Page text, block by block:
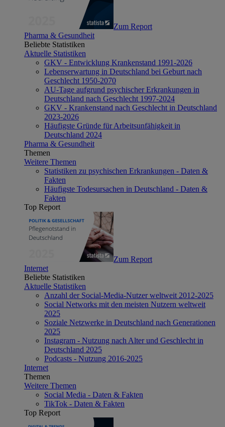
Zum Report
Pharma & Gesundheit
Beliebte Statistiken
Aktuelle Statistiken
GKV - Entwicklung Krankenstand 1991-2026
Lebenserwartung in Deutschland bei Geburt nach
Geschlecht 1950-2070
AU-Tage aufgrund psychischer Erkrankungen in
Deutschland nach Geschlecht 1997-2024
GKV - Krankenstand nach Geschlecht in Deutschland
2023-2026
Häufigste Gründe für Arbeitsunfähigkeit in
Deutschland 2024
Pharma & Gesundheit
Themen
Weitere Themen
Statistiken zu psychischen Erkrankungen - Daten &
Fakten
Häufigste Todesursachen in Deutschland - Daten &
Fakten
Top Report
Zum Report
Internet
Beliebte Statistiken
Aktuelle Statistiken
Anzahl der Social-Media-Nutzer weltweit 2012-2025
Social Networks mit den meisten Nutzern weltweit
2025
Soziale Netzwerke in Deutschland nach Generationen
2025
Instagram - Nutzung nach Alter und Geschlecht in
Deutschland 2025
Podcasts - Nutzung 2016-2025
Internet
Themen
Weitere Themen
Social Media - Daten & Fakten
TikTok - Daten & Fakten
Top Report